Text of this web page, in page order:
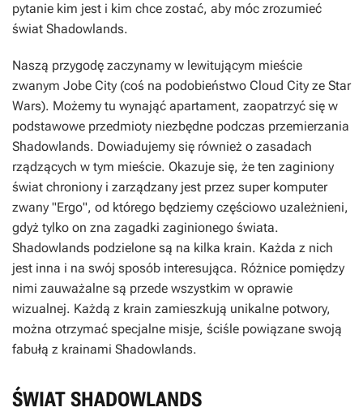
pytanie kim jest i kim chce zostać, aby móc zrozumieć
świat Shadowlands.
Naszą przygodę zaczynamy w lewitującym mieście
zwanym Jobe City (coś na podobieństwo Cloud City ze Star
Wars). Możemy tu wynająć apartament, zaopatrzyć się w
podstawowe przedmioty niezbędne podczas przemierzania
Shadowlands. Dowiadujemy się również o zasadach
rządzących w tym mieście. Okazuje się, że ten zaginiony
świat chroniony i zarządzany jest przez super komputer
zwany "Ergo", od którego będziemy częściowo uzależnieni,
gdyż tylko on zna zagadki zaginionego świata.
Shadowlands podzielone są na kilka krain. Każda z nich
jest inna i na swój sposób interesująca. Różnice pomiędzy
nimi zauważalne są przede wszystkim w oprawie
wizualnej. Każdą z krain zamieszkują unikalne potwory,
można otrzymać specjalne misje, ściśle powiązane swoją
fabułą z krainami Shadowlands.
ŚWIAT SHADOWLANDS